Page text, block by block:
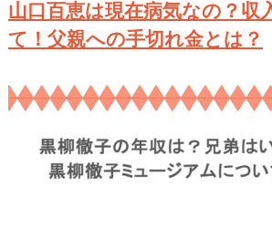
山口百恵は現在病気なの？収
て！父親への手切れ金とは？